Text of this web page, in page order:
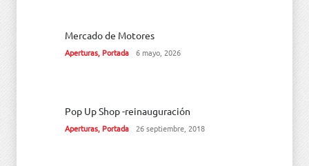
Mercado de Motores
Aperturas, Portada 6 mayo, 2026
Pop Up Shop -reinauguración
Aperturas, Portada 26 septiembre, 2018